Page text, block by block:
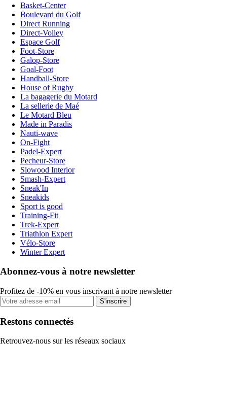
Basket-Center
Boulevard du Golf
Direct Running
Direct-Volley
Espace Golf
Foot-Store
Galop-Store
Goal-Foot
Handball-Store
House of Rugby
La bagagerie du Motard
La sellerie de Maé
Le Motard Bleu
Made in Paradis
Nauti-wave
On-Fight
Padel-Expert
Pecheur-Store
Slowood Interior
Smash-Expert
Sneak'In
Sneakids
Sport is good
Training-Fit
Trek-Expert
Triathlon Expert
Vélo-Store
Winter Expert
Abonnez-vous à notre newsletter
Profitez de -10% en vous inscrivant à notre newsletter
S'inscrire
Restons connectés
Retrouvez-nous sur les réseaux sociaux